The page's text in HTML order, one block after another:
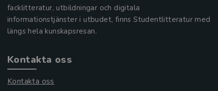
facklitteratur, utbildningar och digitala
informationstjänster i utbudet, finns Studentlitteratur med
längs hela kunskapsresan.
Kontakta oss
Kontakta oss